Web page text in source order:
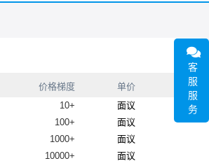
价格梯度
单价
10+
面议
100+
面议
1000+
面议
10000+
面议
客
服
服
务